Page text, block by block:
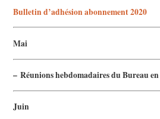
Bulletin d’adhésion abonnement 2020
Mai
– Réunions hebdomadaires du Bureau
Juin